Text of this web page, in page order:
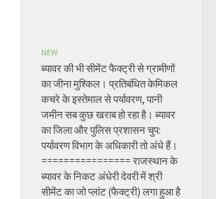
NEW
ब्यावर की भी सीमेंट फैक्ट्री से ग्रामीणों
का जीना मुश्किल। प्रतिबंधित केमिकल
कचरे के इस्तेमाल से पर्यावरण, पानी
जमीन सब कुछ खराब हो रहा है। ब्यावर
का जिला और पुलिस प्रशासन चुप:
पर्यावरण विभाग के अधिकारी तो अंधे हैं।
================ राजस्थान के
ब्यावर के निकट अंधेरी देवरी में श्री
सीमेंट का जो प्लांट (फैक्ट्री) लगा हुआ है